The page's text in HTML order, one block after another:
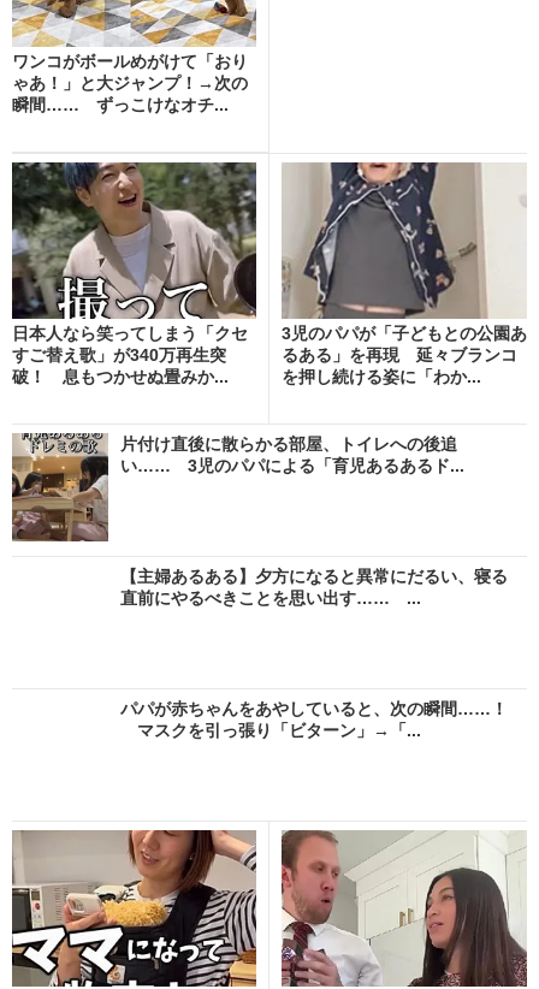
ワンコがボールめがけて「おり
ゃあ！」と大ジャンプ！→次の
瞬間…… ずっこけなオチ...
日本人なら笑ってしまう「クセ
すご替え歌」が340万再生突
破！ 息もつかせぬ畳みか...
3児のパパが「子どもとの公園あ
るある」を再現 延々ブランコ
を押し続ける姿に「わか...
片付け直後に散らかる部屋、トイレへの後追
い…… 3児のパパによる「育児あるあるド...
【主婦あるある】夕方になると異常にだるい、寝る
直前にやるべきことを思い出す…… ...
パパが赤ちゃんをあやしていると、次の瞬間……！
マスクを引っ張り「ビターン」→「...